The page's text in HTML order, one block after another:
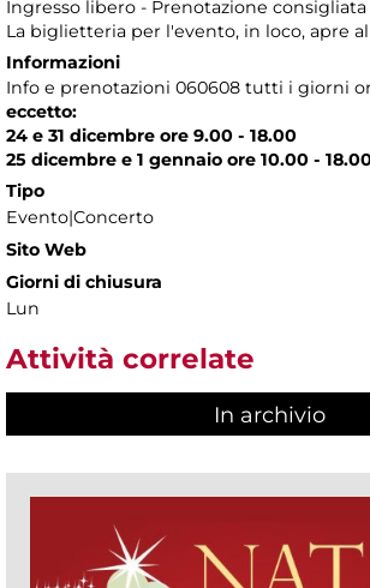
Ingresso libero - Prenotazione consigliata
La biglietteria per l'evento, in loco, apre
Informazioni
Info e prenotazioni 060608 tutti i giorni
eccetto:
24 e 31 dicembre ore 9.00 - 18.00
25 dicembre e 1 gennaio ore 10.00 -
Tipo
Evento|Concerto
Sito Web
Giorni di chiusura
Lun
Attività correlate
In archivio